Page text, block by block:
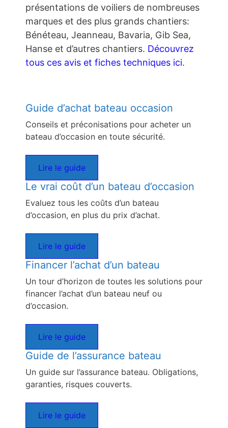
présentations de voiliers de nombreuses
marques et des plus grands chantiers:
Bénéteau, Jeanneau, Bavaria, Gib Sea,
Hanse et d’autres chantiers. Découvrez
tous ces avis et fiches techniques ici.
Guide d’achat bateau occasion
Conseils et préconisations pour acheter un
bateau d’occasion en toute sécurité.
Lire le guide
Le vrai coût d’un bateau d’occasion
Evaluez tous les coûts d’un bateau
d’occasion, en plus du prix d’achat.
Lire le guide
Financer l’achat d’un bateau
Un tour d’horizon de toutes les solutions pour
financer l’achat d’un bateau neuf ou
d’occasion.
Lire le guide
Guide de l’assurance bateau
Un guide sur l’assurance bateau. Obligations,
garanties, risques couverts.
Lire le guide